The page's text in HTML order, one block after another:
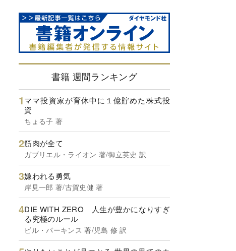
書籍 週間ランキング
ママ投資家が育休中に１億貯めた株式投
資
ちょる子 著
筋肉が全て
ガブリエル・ライオン 著/御立英史 訳
嫌われる勇気
岸見一郎 著/古賀史健 著
DIE WITH ZERO 人生が豊かになりすぎ
る究極のルール
ビル・パーキンス 著/児島 修 訳